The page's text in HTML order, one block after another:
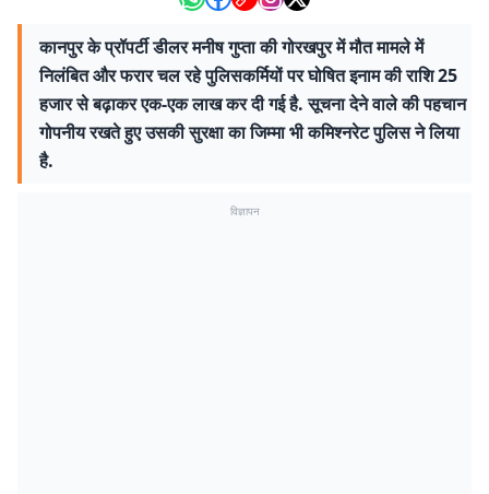
कानपुर के प्रॉपर्टी डीलर मनीष गुप्ता की गोरखपुर में मौत मामले में
निलंबित और फरार चल रहे पुलिसकर्मियों पर घोषित इनाम की राशि 25
हजार से बढ़ाकर एक-एक लाख कर दी गई है. सूचना देने वाले की पहचान
गोपनीय रखते हुए उसकी सुरक्षा का जिम्मा भी कमिश्नरेट पुलिस ने लिया
है.
विज्ञापन